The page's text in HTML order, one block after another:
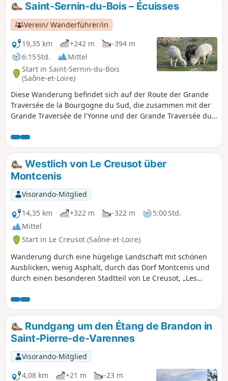
Saint-Sernin-du-Bois – Écuisses
Verein/ Wanderführer/in
19,35 km
+242 m
-394 m
6:15 Std.
Mittel
Start in Saint-Sernin-du-Bois
(Saône-et-Loire)
Diese Wanderung befindet sich auf der Route der Grande
Traversée de la Bourgogne du Sud, die zusammen mit der
Grande Traversée de l'Yonne und der Grande Traversée du
von Montereau-Fault-Yonne nach Macon führt, ermöglicht
es Ihnen, das ewige Burgund auf fast 500 km zu entdecken.
Sie können sie auf der Website entdecken.
Westlich von Le Creusot über
Montcenis
Visorando-Mitglied
14,35 km
+322 m -322 m
5:00 Std.
Mittel
Start in Le Creusot (Saône-et-Loire)
Wanderung durch eine hügelige Landschaft mit schönen
Ausblicken, wenig Asphalt, durch das Dorf Montcenis und
durch einen besonderen Stadtteil von Le Creusot, „Les
Rundgang um den Étang de Brandon in
Saint-Pierre-de-Varennes
Visorando-Mitglied
4,08 km
+21 m
-23 m